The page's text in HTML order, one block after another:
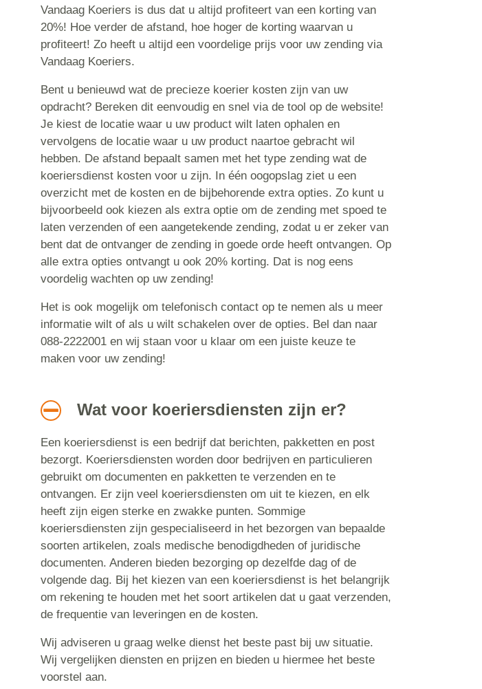
Vandaag Koeriers is dus dat u altijd profiteert van een korting van
20%! Hoe verder de afstand, hoe hoger de korting waarvan u
profiteert! Zo heeft u altijd een voordelige prijs voor uw zending via
Vandaag Koeriers.
Bent u benieuwd wat de precieze koerier kosten zijn van uw
opdracht? Bereken dit eenvoudig en snel via de tool op de website!
Je kiest de locatie waar u uw product wilt laten ophalen en
vervolgens de locatie waar u uw product naartoe gebracht wil
hebben. De afstand bepaalt samen met het type zending wat de
koeriersdienst kosten voor u zijn. In één oogopslag ziet u een
overzicht met de kosten en de bijbehorende extra opties. Zo kunt u
bijvoorbeeld ook kiezen als extra optie om de zending met spoed te
laten verzenden of een aangetekende zending, zodat u er zeker van
bent dat de ontvanger de zending in goede orde heeft ontvangen. Op
alle extra opties ontvangt u ook 20% korting. Dat is nog eens
voordelig wachten op uw zending!
Het is ook mogelijk om telefonisch contact op te nemen als u meer
informatie wilt of als u wilt schakelen over de opties. Bel dan naar
088-2222001 en wij staan voor u klaar om een juiste keuze te
maken voor uw zending!
Wat voor koeriersdiensten zijn er?
Een koeriersdienst is een bedrijf dat berichten, pakketten en post
bezorgt. Koeriersdiensten worden door bedrijven en particulieren
gebruikt om documenten en pakketten te verzenden en te
ontvangen. Er zijn veel koeriersdiensten om uit te kiezen, en elk
heeft zijn eigen sterke en zwakke punten. Sommige
koeriersdiensten zijn gespecialiseerd in het bezorgen van bepaalde
soorten artikelen, zoals medische benodigdheden of juridische
documenten. Anderen bieden bezorging op dezelfde dag of de
volgende dag. Bij het kiezen van een koeriersdienst is het belangrijk
om rekening te houden met het soort artikelen dat u gaat verzenden,
de frequentie van leveringen en de kosten.
Wij adviseren u graag welke dienst het beste past bij uw situatie.
Wij vergelijken diensten en prijzen en bieden u hiermee het beste
voorstel aan.